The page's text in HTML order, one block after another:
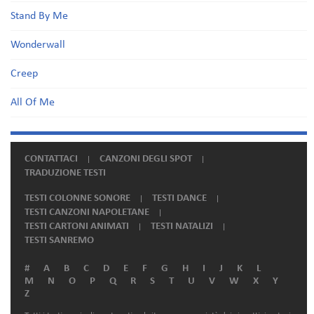
Stand By Me
Wonderwall
Creep
All Of Me
CONTATTACI
CANZONI DEGLI SPOT
TRADUZIONE TESTI
TESTI COLONNE SONORE
TESTI DANCE
TESTI CANZONI NAPOLETANE
TESTI CARTONI ANIMATI
TESTI NATALIZI
TESTI SANREMO
# A B C D E F G H I J K
L
M
N O P Q R S T U V W X
Y
Z